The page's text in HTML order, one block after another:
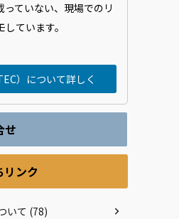
っていない、現場でのリ
ています。
）について詳しく
せ
リンク
いて (78)